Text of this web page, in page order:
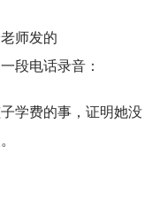
师发的
段电话录音：
学费的事，证明她没